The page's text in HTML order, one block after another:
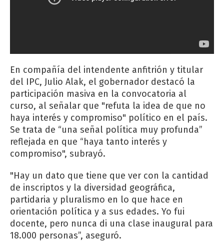
En compañía del intendente anfitrión y titular
del IPC, Julio Alak, el gobernador destacó la
participación masiva en la convocatoria al
curso, al señalar que "refuta la idea de que no
haya interés y compromiso" político en el país.
Se trata de “una señal política muy profunda”
reflejada en que “haya tanto interés y
compromiso", subrayó.
"Hay un dato que tiene que ver con la cantidad
de inscriptos y la diversidad geográfica,
partidaria y pluralismo en lo que hace en
orientación política y a sus edades. Yo fui
docente, pero nunca di una clase inaugural para
18.000 personas”, aseguró.